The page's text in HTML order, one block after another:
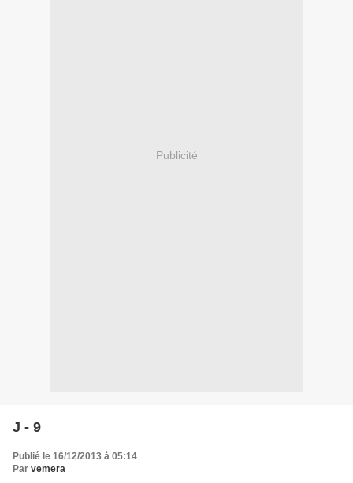
Publicité
J - 9
Publié le 16/12/2013 à 05:14
Par vemera